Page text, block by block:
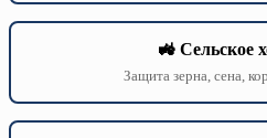
🚜 Сельское
Защита зерна, сена,